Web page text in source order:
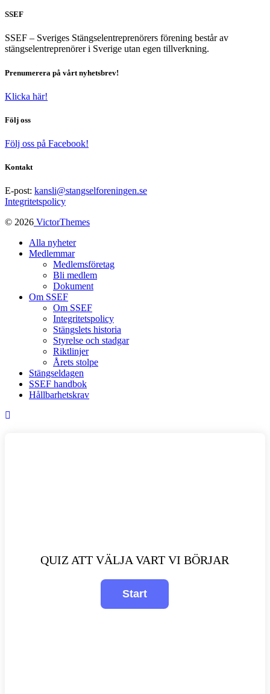
SSEF
SSEF – Sveriges Stängselentreprenörers förening består av
stängselentreprenörer i Sverige utan egen tillverkning.
Prenumerera på vårt nyhetsbrev!
Klicka här!
Följ oss
Följ oss på Facebook!
Kontakt
E-post: kansli@stangselforeningen.se
Integritetspolicy
© 2026 VictorThemes
Alla nyheter
Medlemmar
Medlemsföretag
Bli medlem
Dokument
Om SSEF
Om SSEF
Integritetspolicy
Stängslets historia
Styrelse och stadgar
Riktlinjer
Årets stolpe
Stängseldagen
SSEF handbok
Hållbarhetskrav
QUIZ ATT VÄLJA VART VI BÖRJAR